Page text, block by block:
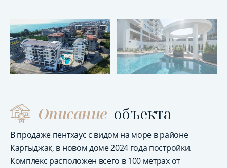
Описание объекта
В продаже пентхаус с видом на море в районе
Каргыджак, в новом доме 2024 года постройки.
Комплекс расположен всего в 100 метрах от